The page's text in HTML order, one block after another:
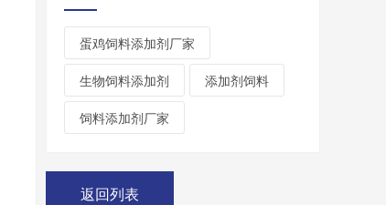
蛋鸡饲料添加剂厂家
生物饲料添加剂 添加剂饲料
饲料添加剂厂家
返回列表